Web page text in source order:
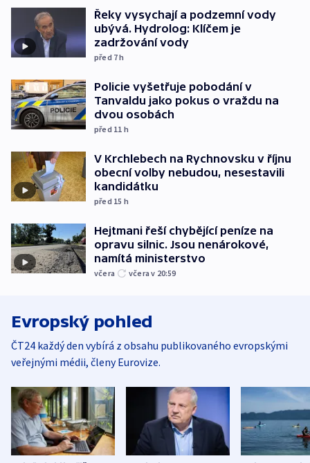
Řeky vysychají a podzemní vody
ubývá. Hydrolog: Klíčem je
zadržování vody
před 7h
Policie vyšetřuje pobodání v
Tanvaldu jako pokus o vraždu na
dvou osobách
před 11 h
V Krchlebech na Rychnovsku v říjnu
obecní volby nebudou, nesestavili
kandidátku
před 15 h
Hejtmani řeší chybějící peníze na
opravu silnic. Jsou nenárokové,
namítá ministerstvo
včera včera v 20:59
Evropský pohled
ČT24 každý den vybírá z obsahu publikovaného evropskými
veřejnými médii, členy Eurovize.